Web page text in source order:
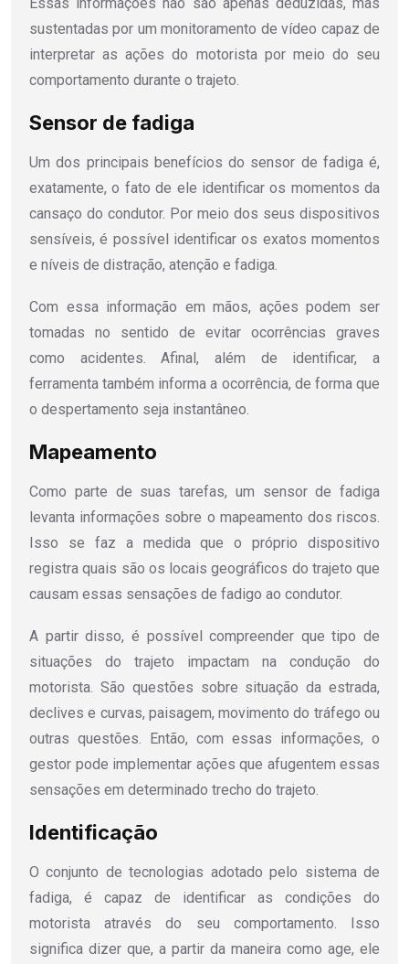
sustentadas por um monitoramento de vídeo capaz de
interpretar as ações do motorista por meio do seu
comportamento durante o trajeto.
Sensor de fadiga
Um dos principais benefícios do sensor de fadiga é,
exatamente, o fato de ele identificar os momentos da
cansaço do condutor. Por meio dos seus dispositivos
sensíveis, é possível identificar os exatos momentos
e níveis de distração, atenção e fadiga.
Com essa informação em mãos, ações podem ser
tomadas no sentido de evitar ocorrências graves
como acidentes. Afinal, além de identificar, a
ferramenta também informa a ocorrência, de forma que
o despertamento seja instantâneo.
Mapeamento
Como parte de suas tarefas, um sensor de fadiga
levanta informações sobre o mapeamento dos riscos.
Isso se faz a medida que o próprio dispositivo
registra quais são os locais geográficos do trajeto que
causam essas sensações de fadigo ao condutor.
A partir disso, é possível compreender que tipo de
situações do trajeto impactam na condução do
motorista. São questões sobre situação da estrada,
declives e curvas, paisagem, movimento do tráfego ou
outras questões. Então, com essas informações, o
gestor pode implementar ações que afugentem essas
sensações em determinado trecho do trajeto.
Identificação
O conjunto de tecnologias adotado pelo sistema de
fadiga, é capaz de identificar as condições do
motorista através do seu comportamento. Isso
significa dizer que, a partir da maneira como age, ele